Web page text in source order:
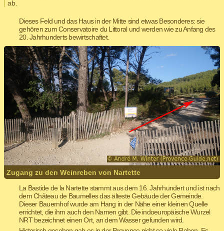
ab.
Dieses Feld und das Haus in der Mitte sind etwas Besonderes: sie
gehören zum Conservatoire du Littoral und werden wie zu Anfang des
20. Jahrhunderts bewirtschaftet.
Zugang zu den Weinreben von Nartette
La Bastide de la Nartette stammt aus dem 16. Jahrhundert und ist nach
dem Château de Baumelles das älteste Gebäude der Gemeinde.
Dieser Bauernhof wurde am Hang in der Nähe einer kleinen Quelle
errichtet, die ihm auch den Namen gibt. Die indoeuropäische Wurzel
NRT bezeichnet einen Ort, an dem Wasser gefunden wird.